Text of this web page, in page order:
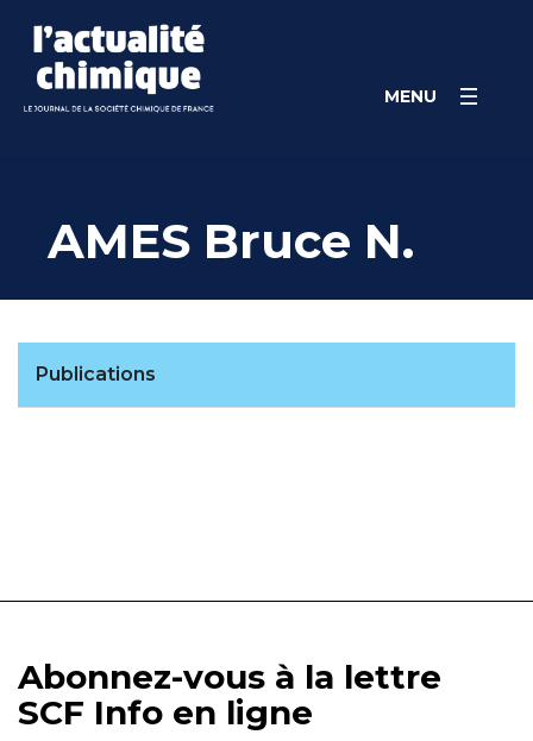
content
MENU
AMES Bruce N.
Publications
Abonnez-vous à la lettre
SCF Info en ligne